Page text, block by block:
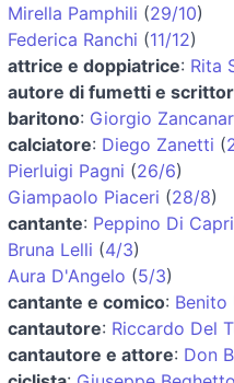
Mirella Pamphili (29/10)
Federica Ranchi (11/12)
attrice e doppiatrice: Rita
autore di fumetti e
baritono: Giorgio
calciatore: Diego Zanetti (
Pierluigi Pagni (26/6)
Giampaolo Piaceri (28/8)
cantante: Peppino Di Capri
Bruna Lelli (4/3)
Aura D'Angelo (5/3)
cantante e comico: Benito
cantautore: Riccardo Del
cantautore e attore: Don